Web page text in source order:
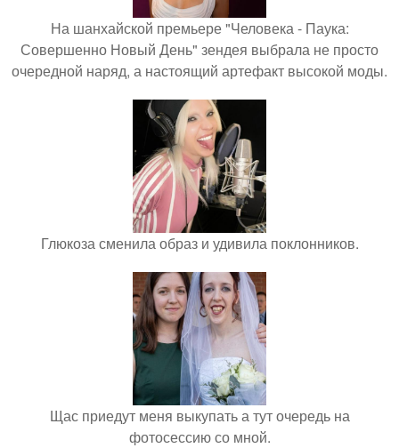
На шанхайской премьере "Человека - Паука:
Совершенно Новый День" зендея выбрала не просто
очередной наряд, а настоящий артефакт высокой моды.
Глюкоза сменила образ и удивила поклонников.
Щас приедут меня выкупать а тут очередь на
фотосессию со мной.